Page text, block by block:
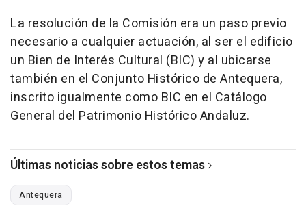
La resolución de la Comisión era un paso previo
necesario a cualquier actuación, al ser el edificio
un Bien de Interés Cultural (BIC) y al ubicarse
también en el Conjunto Histórico de Antequera,
inscrito igualmente como BIC en el Catálogo
General del Patrimonio Histórico Andaluz.
Últimas noticias sobre estos temas
Antequera